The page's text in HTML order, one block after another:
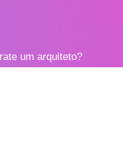
um arquiteto?